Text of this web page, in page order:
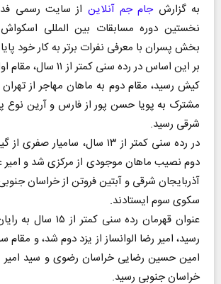
به گزارشجام جم آنلاین از سایت رسمی
نخستین دوره مسابقات بین المللی اسکواش
بخش پسران با معرفی نفرات برتر به کار خود
بر این اساس در رده سنی
کیش رسید، مقام دوم به ماهان مهاجر از
مشترک به پویا حسن پور از فارس و آرین نوع
شرقی رسید.
در رده سنی کمتر از ۱۳ سال،
دوم نصیب ماهان موجودی از مرکزی شد و امیر
آذربایجان شرقی و آبتین فروتن از خراسان
سکوی سوم ایستادند.
عنوان قهرمان رده سنی
رسید، امیر رضا الوانساز از یزد دوم شد، و
امین حسین رضایی خراسان رضوی و سید امیر
خراسان جنوبی رسید.